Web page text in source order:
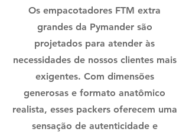
Os empacotadores FTM extra
grandes da Pymander são
projetados para atender às
necessidades de nossos clientes mais
exigentes. Com dimensões
generosas e formato anatômico
realista, esses packers oferecem uma
sensação de autenticidade e